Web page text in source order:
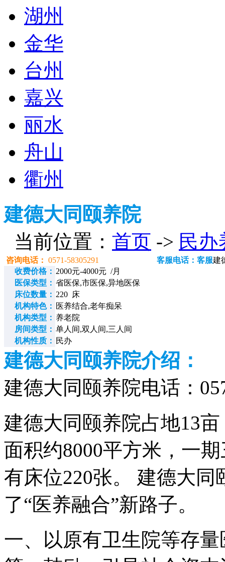
湖州
金华
台州
嘉兴
丽水
舟山
衢州
建德大同颐养院
当前位置： 首页 -> 民办
咨询电话： 0571-58305291 客服电话：客服建
收费价格： 2000元-4000元 /月
医保类型： 省医保,市医保,异地医保
床位数量： 220 床
机构特色： 医养结合,老年痴呆
机构类型： 养老院
房间类型： 单人间,双人间,三人间
机构性质： 民办
建德大同颐养院介绍：
建德大同颐养院电话：
建德大同颐养院占地13
面积约8000平方米，一
有床位220张。 建德大
了“医养融合”新路子。
一、以原有卫生院等存